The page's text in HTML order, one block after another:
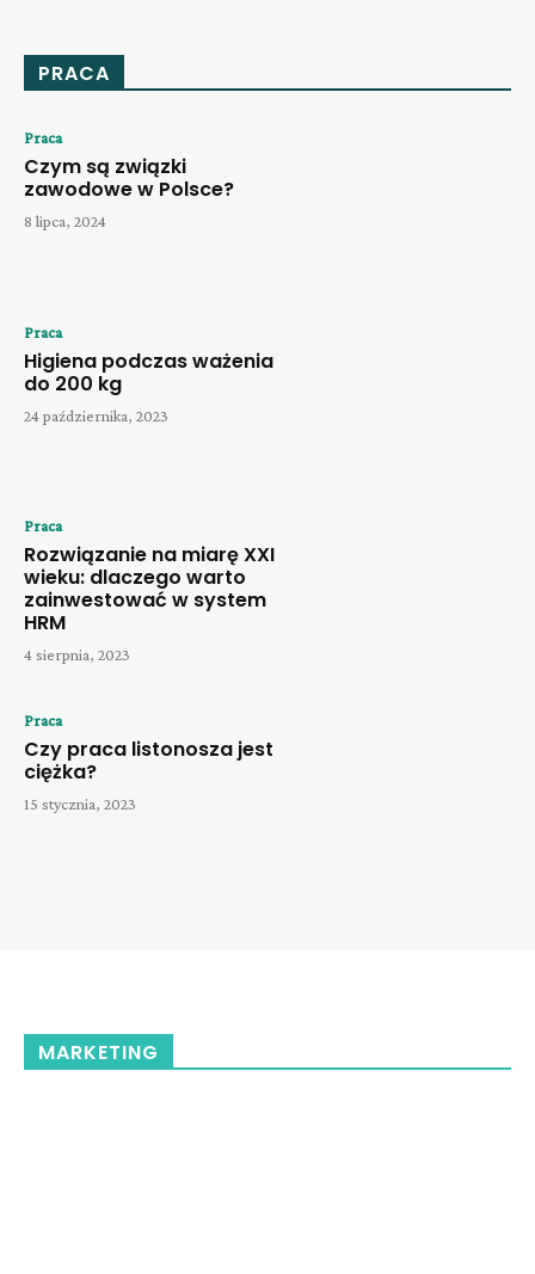
PRACA
Praca
Czym są związki
zawodowe w Polsce?
8 lipca, 2024
Praca
Higiena podczas ważenia
do 200 kg
24 października, 2023
Praca
Rozwiązanie na miarę XXI
wieku: dlaczego warto
zainwestować w system
HRM
4 sierpnia, 2023
Praca
Czy praca listonosza jest
ciężka?
15 stycznia, 2023
MARKETING